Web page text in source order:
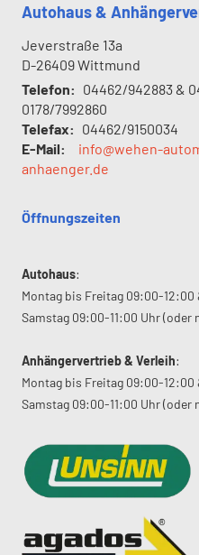
Autohaus &
Jeverstraße 13a
D-26409Wittmund
Telefon: 04462/942883 &
0178/7992860
Telefax: 04462/9150034
E-Mail:
info@wehen-
anhaenger.de
Öffnungszeiten
Autohaus:
Montag bis Freitag 09:00-12:00
Samstag 09:00-11:00 Uhr
Anhängervertrieb & Verleih:
Montag bis Freitag 09:00-12:00
Samstag 09:00-11:00 Uhr